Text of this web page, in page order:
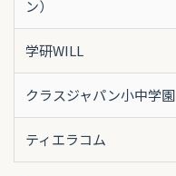
ン）
学研WILL
クラスジャパン小中学園
ティエラコム